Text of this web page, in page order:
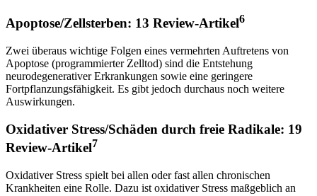
Apoptose/Zellsterben: 13 Review-Artikel6
Zwei überaus wichtige Folgen eines vermehrten Auftretens von
Apoptose (programmierter Zelltod) sind die Entstehung
neurodegenerativer Erkrankungen sowie eine geringere
Fortpflanzungsfähigkeit. Es gibt jedoch durchaus noch weitere
Auswirkungen.
Oxidativer Stress/Schäden durch freie Radikale: 19
Review-Artikel7
Oxidativer Stress spielt bei allen oder fast allen chronischen
Krankheiten eine Rolle. Dazu ist oxidativer Stress maßgeblich an